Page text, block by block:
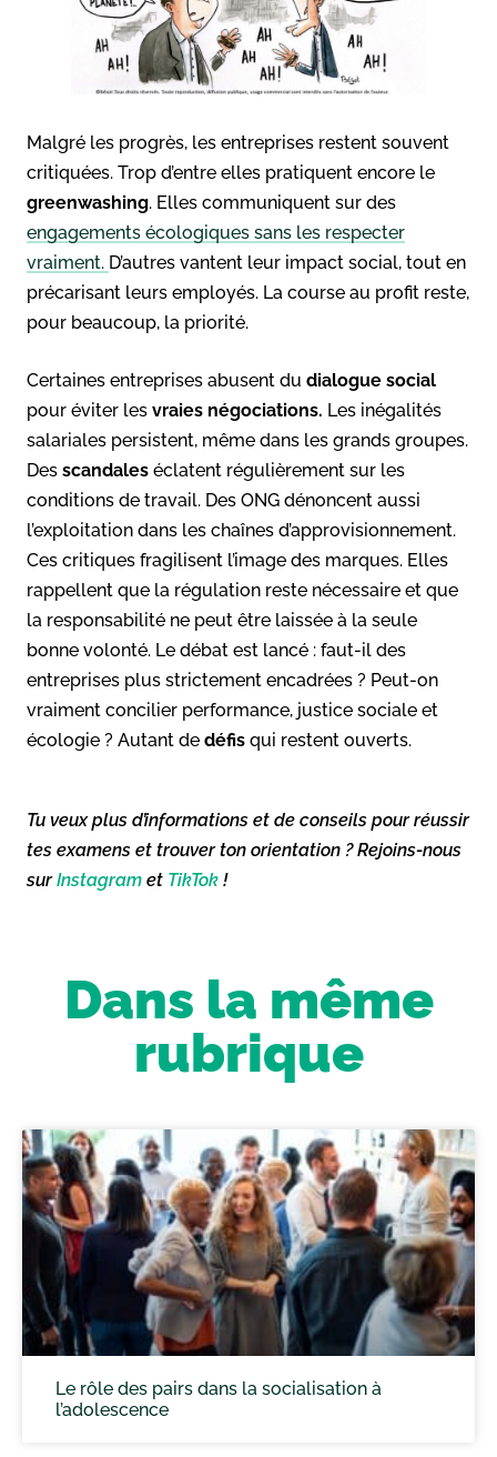
Malgré les progrès, les entreprises restent souvent
critiquées. Trop d’entre elles pratiquent encore le
greenwashing. Elles communiquent sur des
engagements écologiques sans les respecter
vraiment. D’autres vantent leur impact social, tout en
précarisant leurs employés. La course au profit reste,
pour beaucoup, la priorité.
Certaines entreprises abusent du dialogue social
pour éviter les vraies négociations. Les inégalités
salariales persistent, même dans les grands groupes.
Des scandales éclatent régulièrement sur les
conditions de travail. Des ONG dénoncent aussi
l’exploitation dans les chaînes d’approvisionnement.
Ces critiques fragilisent l’image des marques. Elles
rappellent que la régulation reste nécessaire et que
la responsabilité ne peut être laissée à la seule
bonne volonté. Le débat est lancé : faut-il des
entreprises plus strictement encadrées ? Peut-on
vraiment concilier performance, justice sociale et
écologie ? Autant de défis qui restent ouverts.
Tu veux plus d’informations et de conseils pour réussir
tes examens et trouver ton orientation ? Rejoins-nous
surInstagram et TikTok !
Dans la même
rubrique
Le rôle des pairs dans la socialisation à
l’adolescence